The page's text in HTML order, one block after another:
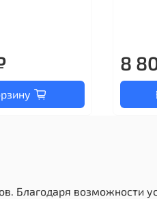
8
Благодаря возможности